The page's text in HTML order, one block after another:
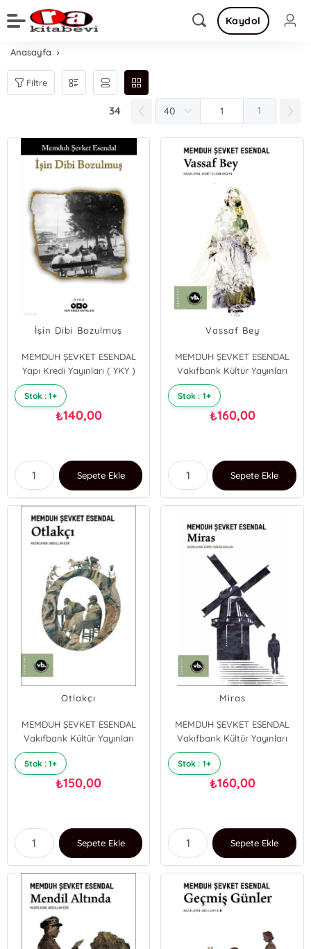
Kaydol
Anasayfa
Filtre
34 1
İşin Dibi Bozulmuş
MEMDUH ŞEVKET ESENDAL
Yapı Kredi Yayınları ( YKY )
Stok : 1+
₺140,00
Sepete Ekle
Vassaf Bey
MEMDUH ŞEVKET ESENDAL
Vakıfbank Kültür Yayınları
Stok : 1+
₺160,00
Sepete Ekle
Otlakçı
MEMDUH ŞEVKET ESENDAL
Vakıfbank Kültür Yayınları
Stok : 1+
₺150,00
Sepete Ekle
Miras
MEMDUH ŞEVKET ESENDAL
Vakıfbank Kültür Yayınları
Stok : 1+
₺160,00
Sepete Ekle